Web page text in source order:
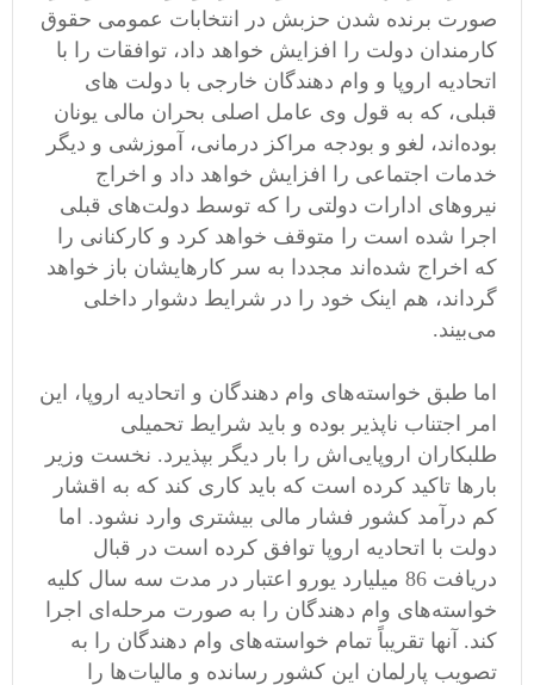
صورت برنده شدن حزبش در انتخابات عمومی حقوق
کارمندان دولت را افزایش خواهد داد، توافقات را با
اتحادیه اروپا و وام دهندگان خارجی با دولت های
قبلی، که به قول وی عامل اصلی بحران مالی یونان
بوده‌اند، لغو و بودجه مراکز درمانی، آموزشی و دیگر
خدمات اجتماعی را افزایش خواهد داد و اخراج
نیروهای ادارات دولتی را که توسط دولت‌های قبلی
اجرا شده است را متوقف خواهد کرد و کارکنانی را
که اخراج شده‌اند مجددا به سر کارهایشان باز خواهد
گرداند، هم اینک خود را در شرایط دشوار داخلی
می‌بیند.
اما طبق خواسته‌های وام دهندگان و اتحادیه اروپا، این
امر اجتناب ناپذیر بوده و باید شرایط تحمیلی
طلبکاران اروپایی‌اش را بار دیگر بپذیرد. نخست وزیر
بارها تاکید کرده است که باید کاری کند که به اقشار
کم درآمد کشور فشار مالی بیشتری وارد نشود. اما
دولت با اتحادیه اروپا توافق کرده است در قبال
دریافت 86 میلیارد یورو اعتبار در مدت سه سال کلیه
خواسته‌های وام دهندگان را به صورت مرحله‌ای اجرا
کند. آنها تقریباً تمام خواسته‌های وام دهندگان را به
تصویب پارلمان این کشور رسانده و مالیات‌ها را